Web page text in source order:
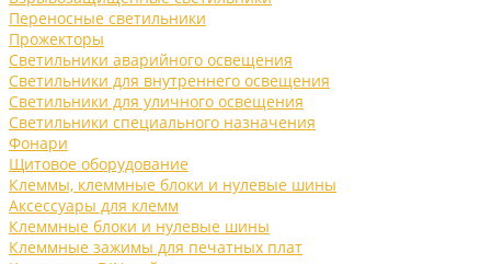
Переносные светильники
Прожекторы
Светильники аварийного освещения
Светильники для внутреннего освещения
Светильники для уличного освещения
Светильники специального назначения
Фонари
Щитовое оборудование
Клеммы, клеммные блоки и нулевые шины
Аксессуары для клемм
Клеммные блоки и нулевые шины
Клеммные зажимы для печатных плат